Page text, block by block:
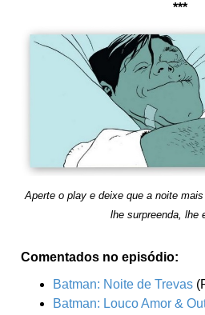
***
Aperte o play e deixe que a noite
lhe surpreenda, lhe
Comentados no episódio:
Batman: Noite de Trevas
Batman: Louco Amor &